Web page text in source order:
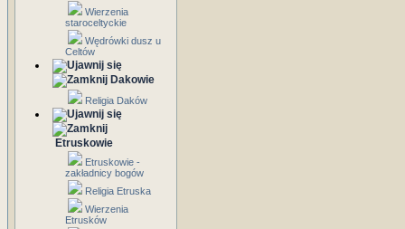
Wierzenia
staroceltyckie
Wędrówki dusz u
Celtów
Dakowie
Religia Daków
Etruskowie
Etruskowie -
zakładnicy bogów
Religia Etruska
Wierzenia
Etrusków